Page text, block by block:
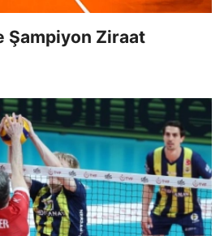
Şampiyon Ziraat